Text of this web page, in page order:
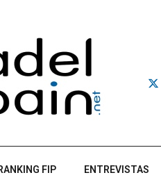
FIP ENTREVISTAS